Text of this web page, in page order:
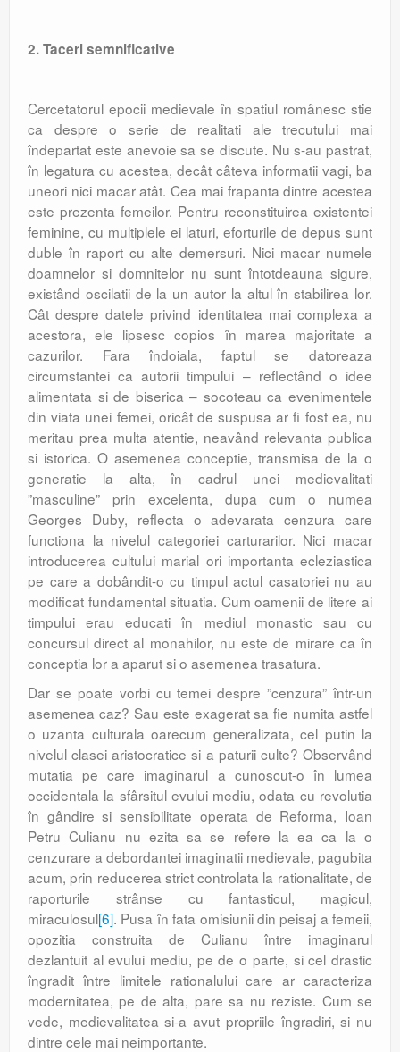
2. Taceri semnificative
Cercetatorul epocii medievale în spatiul românesc stie
ca despre o serie de realitati ale trecutului mai
îndepartat este anevoie sa se discute. Nu s-au pastrat,
în legatura cu acestea, decât câteva informatii vagi, ba
uneori nici macar atât. Cea mai frapanta dintre acestea
este prezenta femeilor. Pentru reconstituirea existentei
feminine, cu multiplele ei laturi, eforturile de depus sunt
duble în raport cu alte demersuri. Nici macar numele
doamnelor si domnitelor nu sunt întotdeauna sigure,
existând oscilatii de la un autor la altul în stabilirea lor.
Cât despre datele privind identitatea mai complexa a
acestora, ele lipsesc copios în marea majoritate a
cazurilor. Fara îndoiala, faptul se datoreaza
circumstantei ca autorii timpului – reflectând o idee
alimentata si de biserica – socoteau ca evenimentele
din viata unei femei, oricât de suspusa ar fi fost ea, nu
meritau prea multa atentie, neavând relevanta publica
si istorica. O asemenea conceptie, transmisa de la o
generatie la alta, în cadrul unei medievalitati
”masculine” prin excelenta, dupa cum o numea
Georges Duby, reflecta o adevarata cenzura care
functiona la nivelul categoriei carturarilor. Nici macar
introducerea cultului marial ori importanta ecleziastica
pe care a dobândit-o cu timpul actul casatoriei nu au
modificat fundamental situatia. Cum oamenii de litere ai
timpului erau educati în mediul monastic sau cu
concursul direct al monahilor, nu este de mirare ca în
conceptia lor a aparut si o asemenea trasatura.
Dar se poate vorbi cu temei despre ”cenzura” într-un
asemenea caz? Sau este exagerat sa fie numita astfel
o uzanta culturala oarecum generalizata, cel putin la
nivelul clasei aristocratice si a paturii culte? Observând
mutatia pe care imaginarul a cunoscut-o în lumea
occidentala la sfârsitul evului mediu, odata cu revolutia
în gândire si sensibilitate operata de Reforma, Ioan
Petru Culianu nu ezita sa se refere la ea ca la o
cenzurare a debordantei imaginatii medievale, pagubita
acum, prin reducerea strict controlata la rationalitate, de
raporturile strânse cu fantasticul, magicul,
miraculosul[6]. Pusa în fata omisiunii din peisaj a femeii,
opozitia construita de Culianu între imaginarul
dezlantuit al evului mediu, pe de o parte, si cel drastic
îngradit între limitele rationalului care ar caracteriza
modernitatea, pe de alta, pare sa nu reziste. Cum se
vede, medievalitatea si-a avut propriile îngradiri, si nu
dintre cele mai neimportante.